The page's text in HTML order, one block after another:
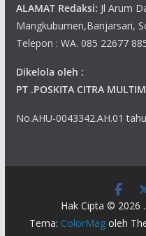
ALAMAT Redaksi: Jl Arum
Mangkubumen,Banjarsari,
Telepon : WA. 085 22677
Dikelola oleh :
PT .POSKITA CITRA
No.AHU-0043342.AH.01
Hak Cipta © 2026
Tema: ColorMagoleh